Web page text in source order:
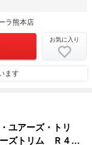
ラ熊本店
お気に入り
ます
アーズ・トリ
ズトリム Ｒ４／